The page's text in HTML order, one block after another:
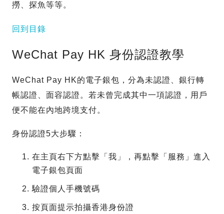
撈、探魚等等。
回到目錄
WeChat Pay HK 身份認證教學
WeChat Pay HK的電子銀包，分為未認證、銀行轉
帳認證、面容認證。若未曾完成其中一項認證，用戶
便不能在內地跨境支付。
身份認證5大步驟：
在主頁右下方點擊「我」，再點擊「服務」進入
電子銀包頁面
驗證個人手機號碼
按頁面提示拍攝香港身份證